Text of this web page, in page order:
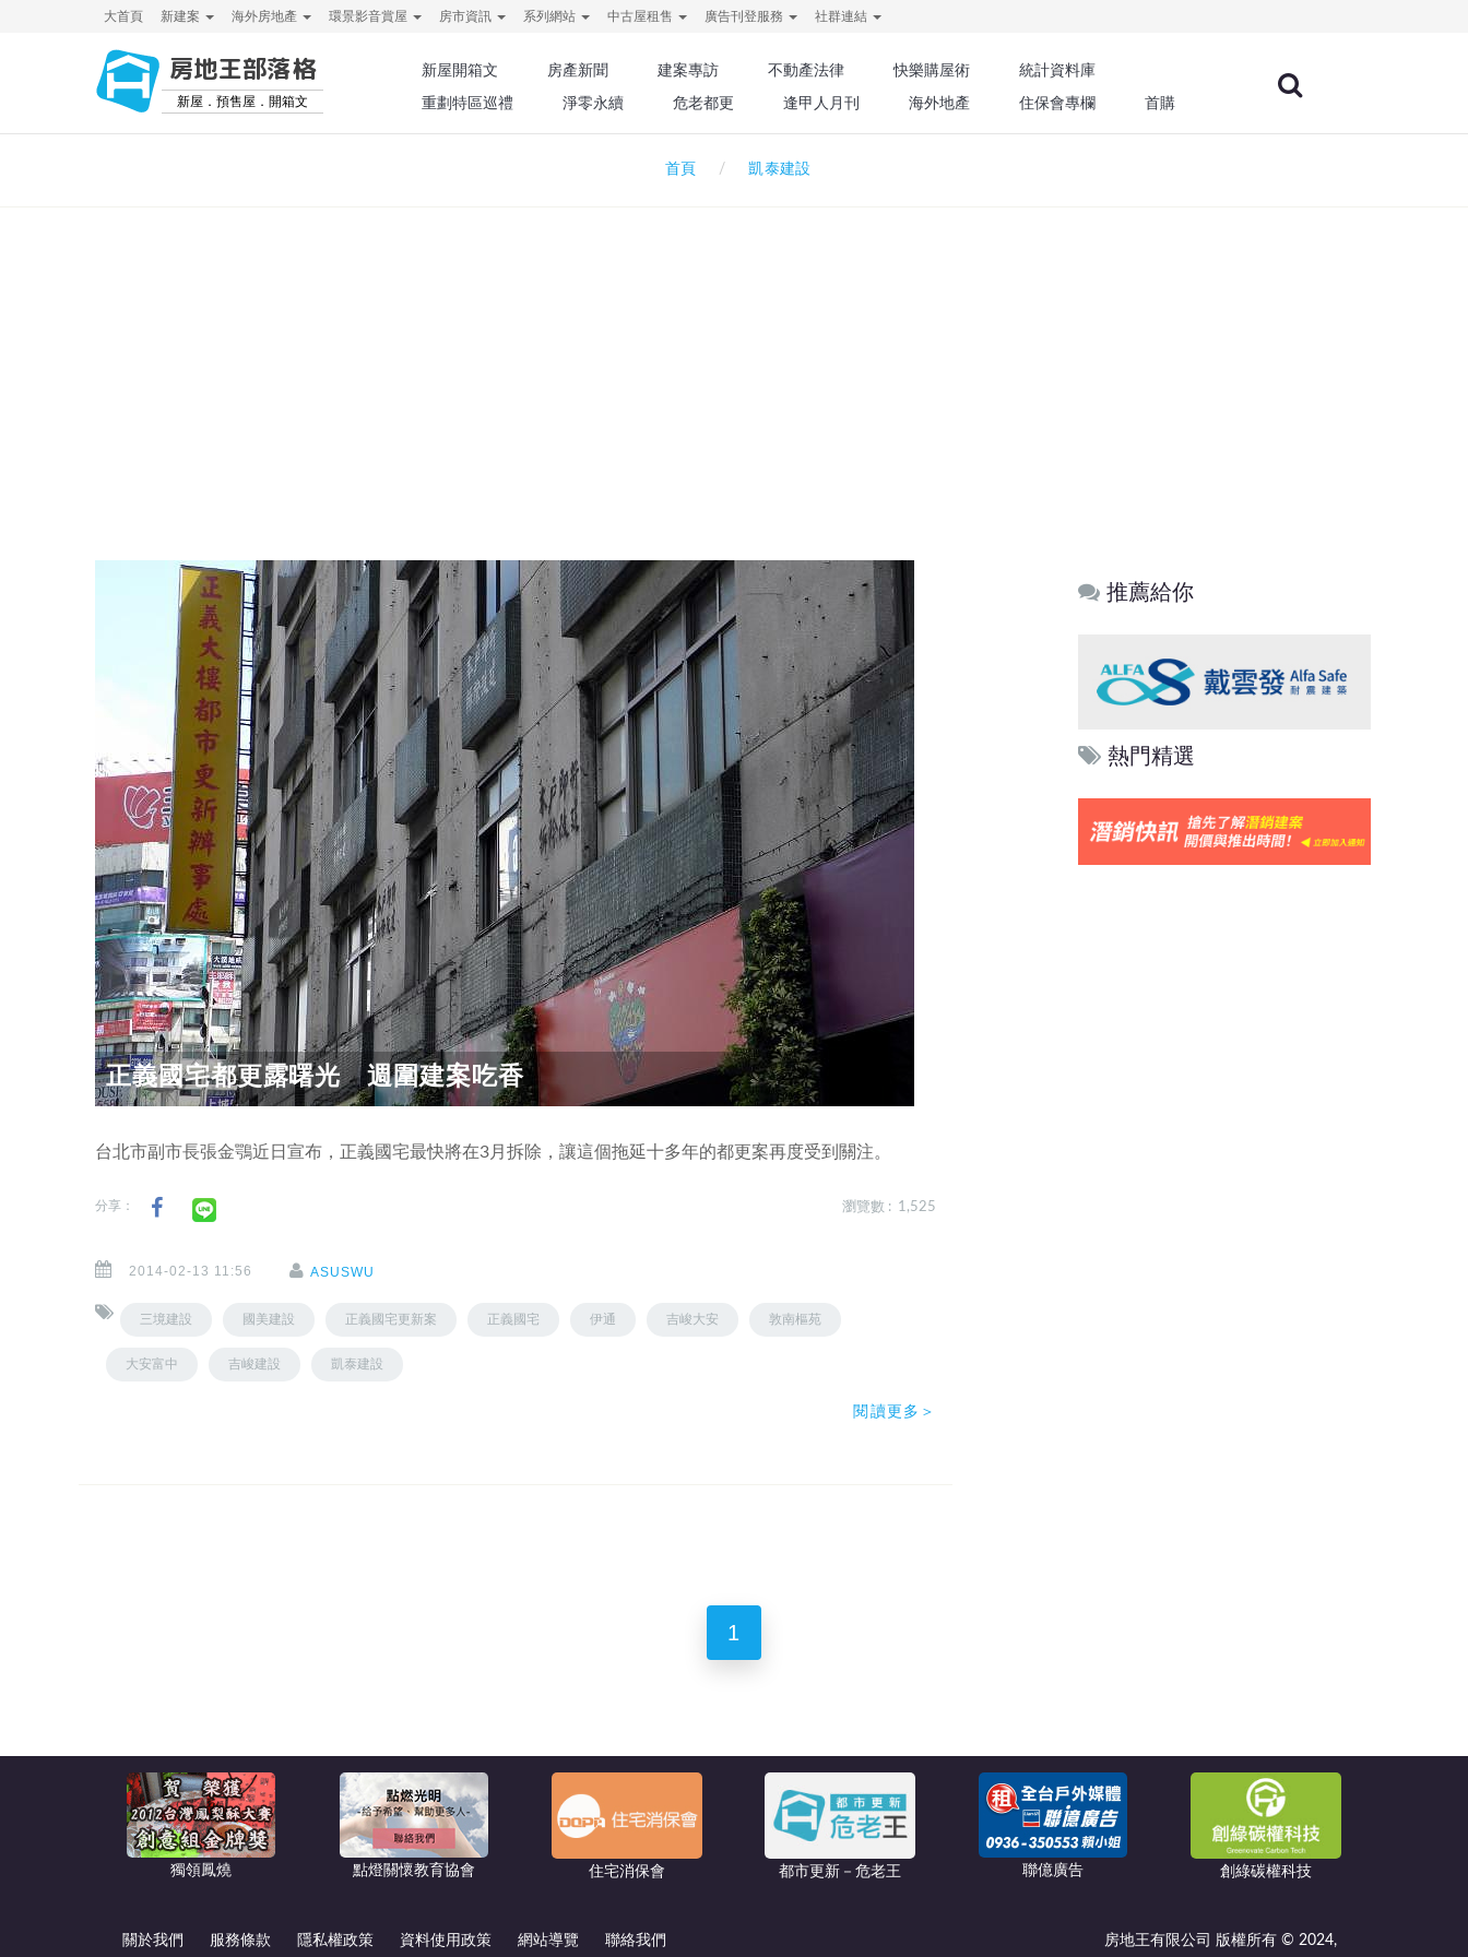
大首頁 新建案 海外房地產 環景影音賞屋 房市資訊 系列網站 中古屋租售 廣告刊登服務 社群連結
房地王部落格
新屋．預售屋．開箱文
新屋開箱文 房產新聞 建案專訪 不動產法律 快樂購屋術
統計資料庫
重劃特區巡禮
淨零永續 危老都更 逢甲人月刊 海外地產 住保會專欄 首購
首頁 凱泰建設
正義國宅都更露曙光 週圍建案吃香
台北市副市長張金鶚近日宣布，正義國宅最快將在3月拆除，讓這個拖延十多年的都更案再度受到關注。
分享： 瀏覽數 : 1,525
2014-02-13 11:56 ASUSWU
三境建設 國美建設 正義國宅更新案 正義國宅 伊通 吉峻大安 敦南樞苑
大安富中 吉峻建設 凱泰建設
閱讀更多＞
推薦給你
熱門精選
1
獨領鳳燒 點燈關懷教育協會 住宅消保會 都市更新－危老王 聯億廣告 創綠碳權科技
關於我們 服務條款 隱私權政策 資料使用政策 網站導覽 聯絡我們 房地王有限公司 版權所有 © 2024,